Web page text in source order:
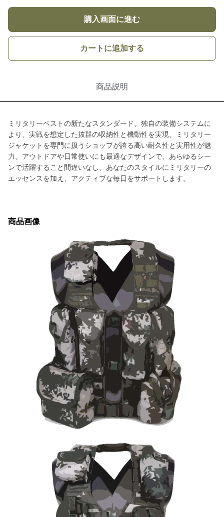
購入画面に進む
カートに追加する
商品説明
ミリタリーベストの新たなスタンダード。独自の装備システムに
より、実戦を想定した抜群の収納性と機動性を実現。ミリタリー
ジャケットを専門に扱うショップが誇る高い耐久性と実用性が魅
力。アウトドアや日常使いにも最適なデザインで、あらゆるシー
ンで活躍すること間違いなし。あなたのスタイルにミリタリーの
エッセンスを加え、アクティブな毎日をサポートします。
商品画像